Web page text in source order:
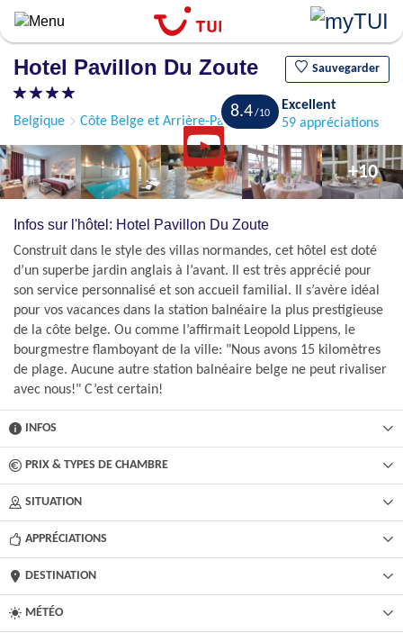
Aller
au
principal
Hotel Pavillon Du Zoute Sauvegarder
Belgique Côte Belge et Arrière-Pays de Bruges Knokke
8.4
Excellent
59 appréciations
+10
Infos sur l'hôtel: Hotel Pavillon Du Zoute
Construit dans le style des villas normandes, cet hôtel est doté
d’un superbe jardin anglais à l’avant. Il est très apprécié pour
son service personnalisé et son accueil familial. Il s’avère idéal
pour vos vacances dans la station balnéaire la plus prestigieuse
de la côte belge. Ou comme l’affirmait Leopold Lippens, le
bourgmestre flamboyant de la ville: "Nous avons 15 kilomètres
de plage. Aucune autre station balnéaire belge ne peut rivaliser
avec nous!" C’est certain!
INFOS
PRIX & TYPES DE CHAMBRE
SITUATION
APPRÉCIATIONS
DESTINATION
MÉTÉO